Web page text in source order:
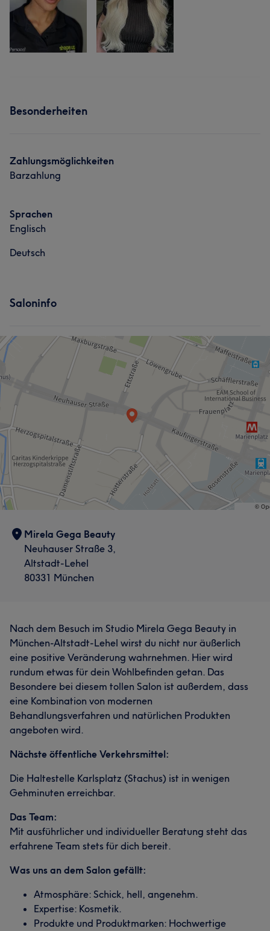
Besonderheiten
Zahlungsmöglichkeiten
Barzahlung
Sprachen
Englisch
Deutsch
Saloninfo
Mirela Gega Beauty
Neuhauser Straße 3,
Altstadt-Lehel
80331 München
Nach dem Besuch im Studio Mirela Gega Beauty in
München-Altstadt-Lehel wirst du nicht nur äußerlich
eine positive Veränderung wahrnehmen. Hier wird
rundum etwas für dein Wohlbefinden getan. Das
Besondere bei diesem tollen Salon ist außerdem, dass
eine Kombination von modernen
Behandlungsverfahren und natürlichen Produkten
angeboten wird.
Nächste öffentliche Verkehrsmittel:
Die Haltestelle Karlsplatz (Stachus) ist in wenigen
Gehminuten erreichbar.
Das Team:
Mit ausführlicher und individueller Beratung steht das
erfahrene Team stets für dich bereit.
Was uns an dem Salon gefällt:
Atmosphäre: Schick, hell, angenehm.
Expertise: Kosmetik.
Produkte und Produktmarken: Hochwertige